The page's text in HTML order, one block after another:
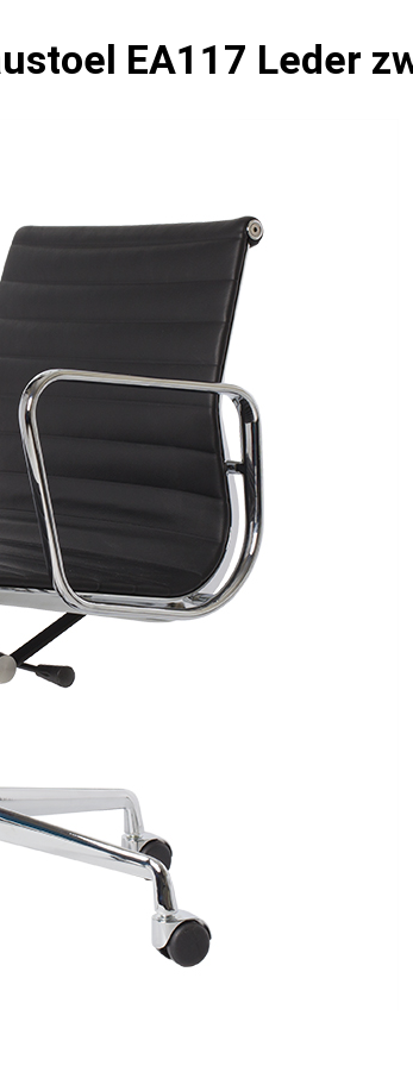
EA117 Leder